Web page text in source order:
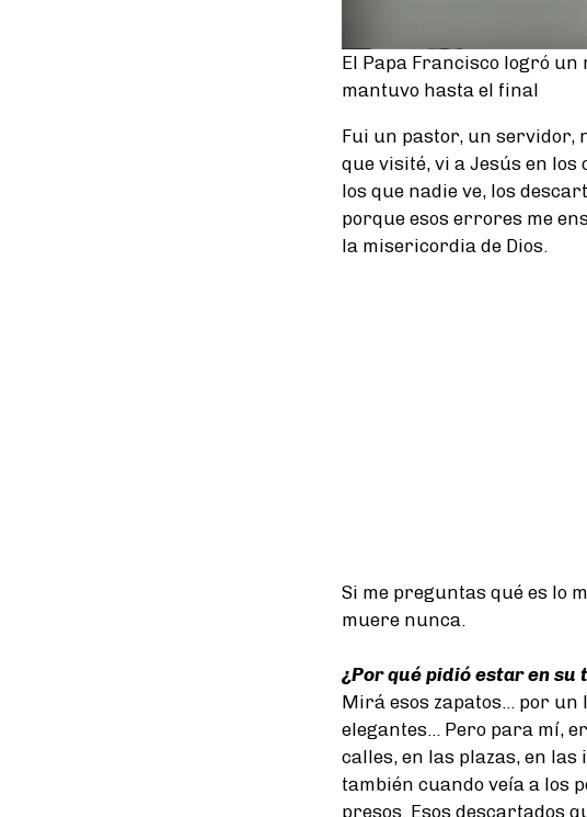
El Papa Francisco logró
mantuvo hasta el final
Fui un pastor, un servidor,
que visité, vi a Jesús en los
los que nadie ve, los
porque esos errores me
la misericordia de Dios.
Si me preguntas qué es lo
muere nunca.
¿Por qué pidió estar en su
Mirá esos zapatos... por
elegantes... Pero para mí,
calles, en las plazas, en
también cuando veía a los
presos. Esos descartados